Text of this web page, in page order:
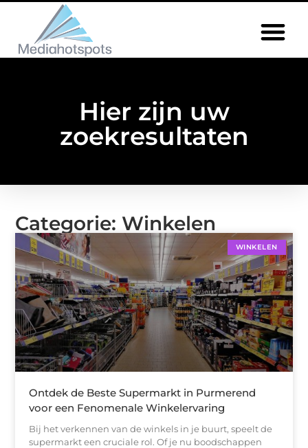
Hier zijn uw
zoekresultaten
Categorie: Winkelen
WINKELEN
Ontdek de Beste Supermarkt in Purmerend
voor een Fenomenale Winkelervaring
Bij het verkennen van de winkels in je buurt, speelt de
supermarkt een cruciale rol. Of je nu boodschappen